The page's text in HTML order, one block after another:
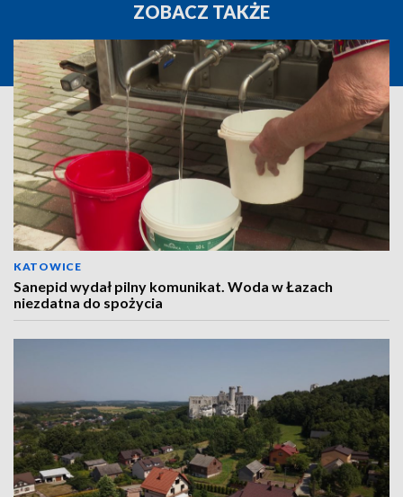
ZOBACZ TAKŻE
KATOWICE
Sanepid wydał pilny komunikat. Woda w Łazach
niezdatna do spożycia